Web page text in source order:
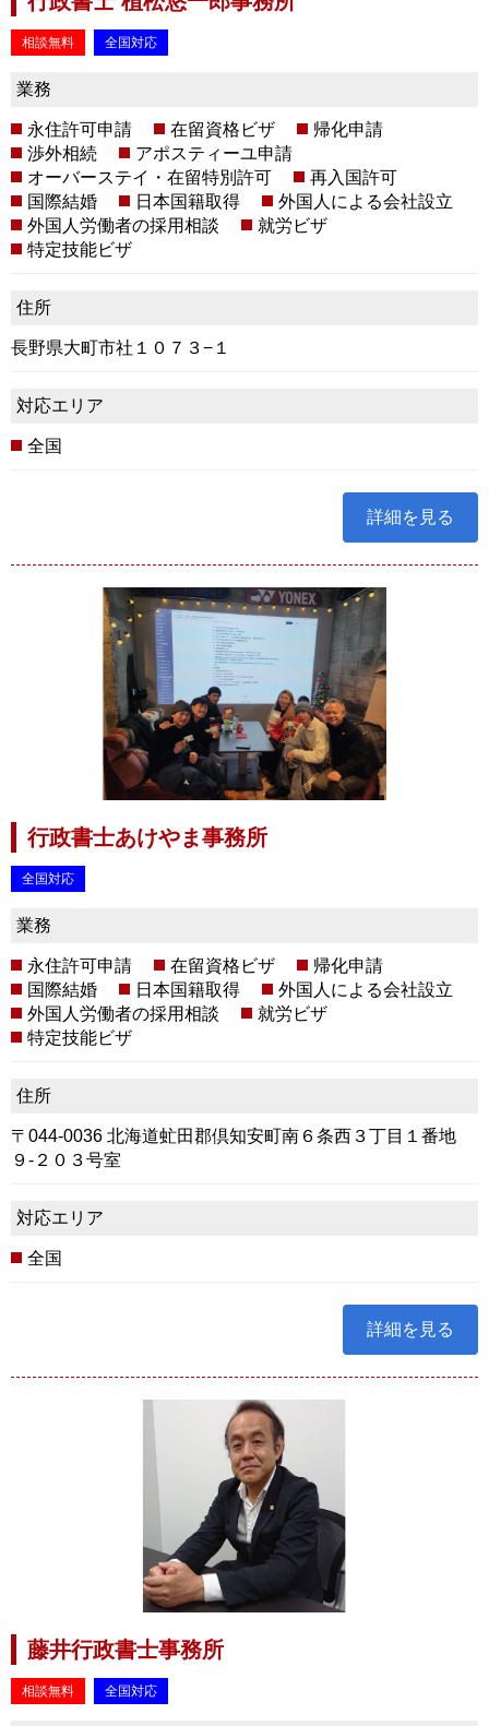
相談無料 全国対応
業務
永住許可申請 在留資格ビザ
帰化申請
渉外相続
アポスティーユ申請
オーバーステイ・在留特別許可
再入国許可
国際結婚
日本国籍取得
外国人による会社設立
外国人労働者の採用相談
就労ビザ
特定技能ビザ
住所
長野県大町市社１０７３−１
対応エリア
全国
詳細を見る
行政書士あけやま事務所
全国対応
業務
永住許可申請 在留資格ビザ
帰化申請
国際結婚
日本国籍取得
外国人による会社設立
外国人労働者の採用相談
就労ビザ
特定技能ビザ
住所
〒044-0036 北海道虻田郡倶知安町南６条西３丁目１番地
９-２０３号室
対応エリア
全国
詳細を見る
藤井行政書士事務所
相談無料 全国対応